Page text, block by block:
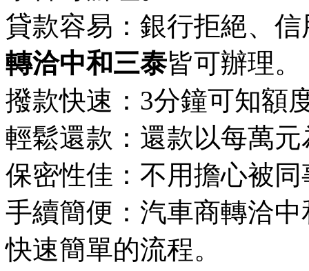
貸款容易：銀行拒絕、
轉洽中和三泰皆可辦理。
撥款快速：3分鐘可知額
輕鬆還款：還款以每萬
保密性佳：不用擔心被
手續簡便：汽車商轉洽
快速簡單的流程。